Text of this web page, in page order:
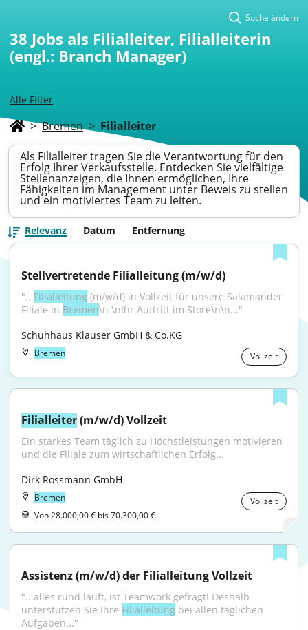
Alle Filter
Suche ändern
38 Jobs als Filialleiter, Filialleiterin
(engl.: Branch Manager)
> Bremen > Filialleiter
Als Filialleiter tragen Sie die Verantwortung für den
Erfolg Ihrer Verkaufsstelle. Entdecken Sie vielfältige
Stellenanzeigen, die Ihnen ermöglichen, Ihre
Fähigkeiten im Management unter Beweis zu stellen
und ein motiviertes Team zu leiten.
Relevanz Datum Entfernung
Stellvertretende Filialleitung (m/w/d)
"...Filialleitung (m/w/d) in Vollzeit für unsere Salamander
Filiale in Bremen\n \nIhr Auftritt im Store\n\n..."
Schuhhaus Klauser GmbH & Co.KG
Bremen Vollzeit
Filialleiter (m/w/d) Vollzeit
Ein starkes Team täglich zu Höchstleistungen motivieren
und die Filiale zum wirtschaftlichen Erfolg...
Dirk Rossmann GmbH
Bremen
Vollzeit
Von 28.000,00 € bis 70.300,00 €
Assistenz (m/w/d) der Filialleitung Vollzeit
"...alles rund läuft, ist Teamwork gefragt! Deshalb
unterstützen Sie Ihre Filialleitung bei allen täglichen
Aufgaben..."